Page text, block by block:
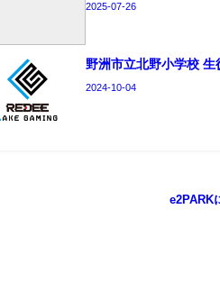
2025-07-26
野洲市立北野小学校
2024-10-04
e2PARK